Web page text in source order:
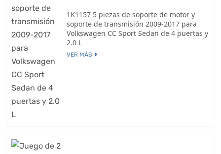
1K1157 5 piezas de soporte de motor y
soporte de transmisión 2009-2017 para
Volkswagen CC Sport Sedan de 4 puertas y
2.0 L
VER MÁS